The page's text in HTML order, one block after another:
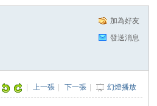
加為好友
發送消息
上一張 下一張 幻燈播放